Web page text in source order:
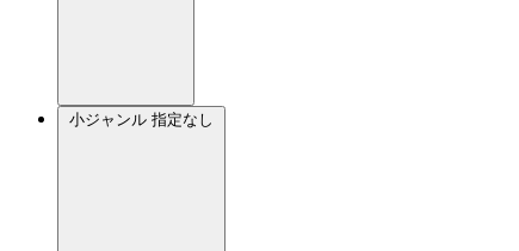
小ジャンル 指定なし